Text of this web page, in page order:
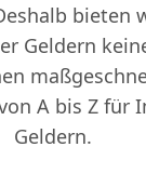
bieten
Geldern
A bis Z für
Geldern.